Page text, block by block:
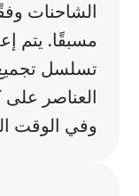
الشاحنات
مسبقًا. يتم
تسلسل
العناصر
وفي الوقت